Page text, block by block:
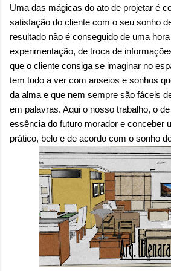
onde queremos envelhecer? A
maioria das p...
Uma das mágicas do ato de projetar é
satisfação do cliente com o seu sonho
resultado não é conseguido de uma
experimentação, de troca de
que o cliente consiga se imaginar no
tem tudo a ver com anseios e sonhos
da alma e que nem sempre são fáceis
em palavras. Aqui o nosso trabalho, o
essência do futuro morador e conceber
prático, belo e de acordo com o sonho